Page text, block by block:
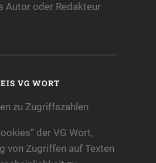
Autor oder Redakteur
VG WORT
zu Zugriffszahlen
der VG Wort,
von Zugriffen auf Texten